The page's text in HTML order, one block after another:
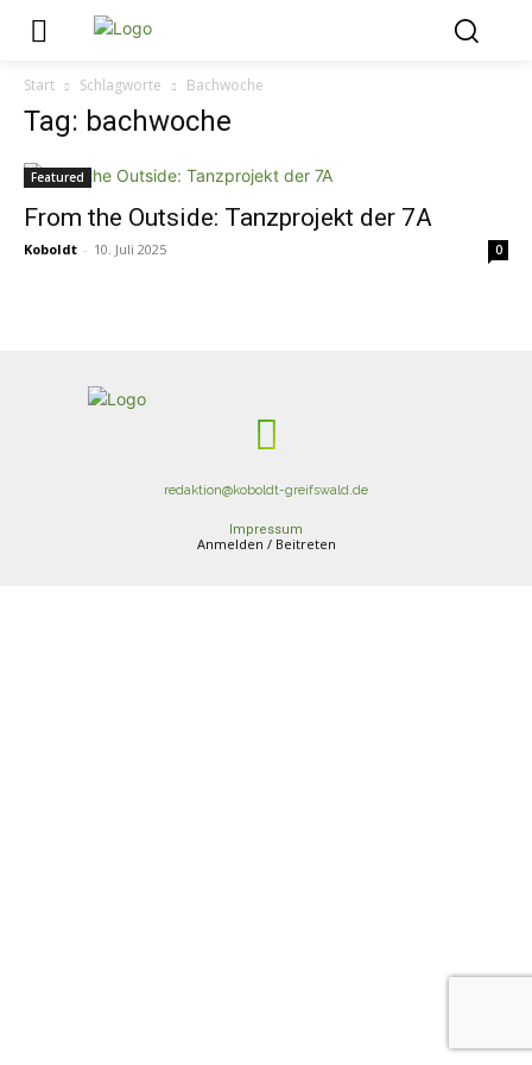
Start Schlagworte Bachwoche
Tag: bachwoche
Featured
From the Outside: Tanzprojekt der 7A
Koboldt - 10. Juli 2025 0
redaktion@koboldt-greifswald.de
Impressum
Anmelden / Beitreten